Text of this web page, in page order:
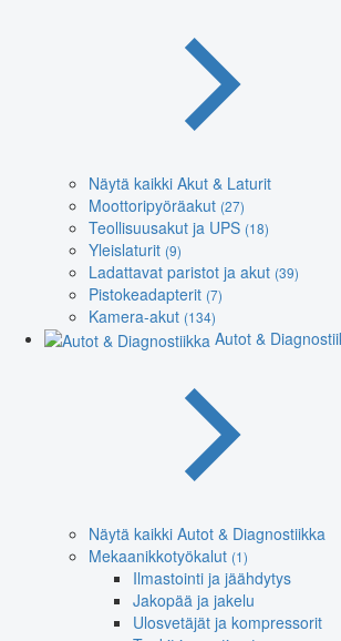
Näytä kaikki Akut & Laturit
Moottoripyöräakut (27)
Teollisuusakut ja UPS (18)
Yleislaturit (9)
Ladattavat paristot ja akut (39)
Pistokeadapterit (7)
Kamera-akut (134)
Autot &
Näytä kaikki Autot & Diagnostiikka
Mekaanikkotyökalut (1)
Ilmastointi ja jäähdytys
Jakopää ja jakelu
Ulosvetäjät ja kompressorit